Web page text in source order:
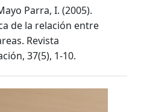
Parra, I. (2005).
de la relación entre
Revista
37(5), 1-10.